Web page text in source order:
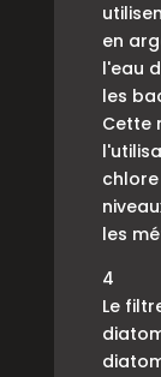
en
l'eau
les
Cette
les
4
Le